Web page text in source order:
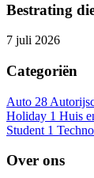
Bestrating
7 juli 2026
Categoriën
Auto 28
Holiday 1 Huis
Student 1
Over ons